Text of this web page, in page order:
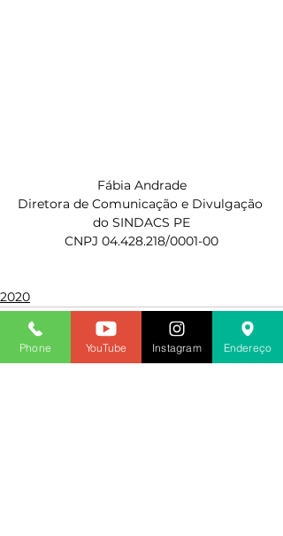
Fábia Andrade
Diretora de Comunicação e Divulgação
do SINDACS PE
CNPJ 04.428.218/0001-00
2020
Phone YouTube Instagram Endereço